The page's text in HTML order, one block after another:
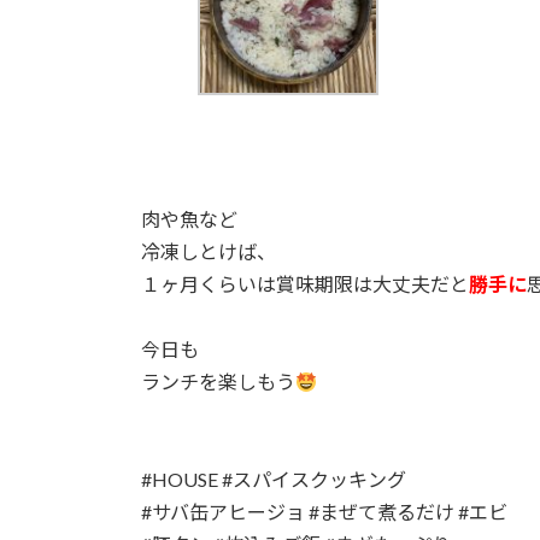
肉や魚など
冷凍しとけば、
１ヶ月くらいは賞味期限は大丈夫だと 勝手に
今日も
ランチを楽しもう
#HOUSE #スパイスクッキング
#サバ缶アヒージョ #まぜて煮るだけ #エビ